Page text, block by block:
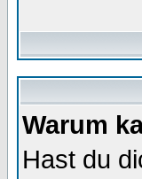
Warum
Hast du